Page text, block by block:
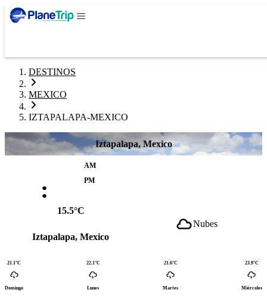
DESTINOS
MEXICO
IZTAPALAPA-MEXICO
Iztapalapa, Mexico
:
AM
PM
15.5°C
Iztapalapa, Mexico
Nubes
21.1°C
Domingo
22.1°C
Lunes
21.6°C
Martes
23.9°C
Miércoles